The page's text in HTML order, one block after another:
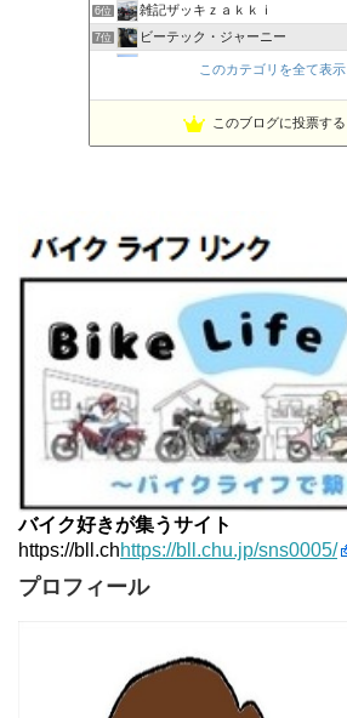
6位 雑記ザッキｚａｋｋｉ
7位 ビーテック・ジャーニー
PBOYS-BLUE
◆Akira's Candid Photography
11位 MT-07と私。走る
15位 ほんまもん商会
このカテゴリを全て表示
このブログに投票する
バイク好きが集うサイト
https://bll.chhttps://bll.chu.jp/sns0005/
プロフィール